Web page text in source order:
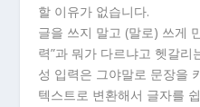
할 이유가 없습니다.
글을 쓰지 말고 (말로) 쓰게
력”과 뭐가 다르냐고 헷갈리
성 입력은 그야말로 문장을
텍스트로 변환해서 글자를